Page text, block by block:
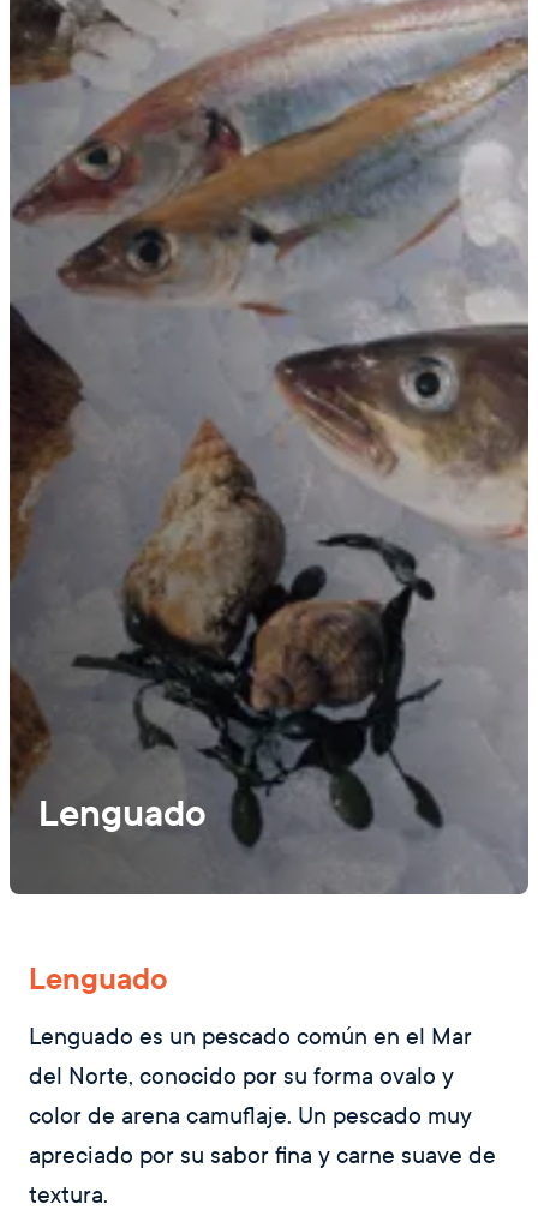
Lenguado
Lenguado
Lenguado es un pescado común en el Mar
del Norte, conocido por su forma ovalo y
color de arena camuflaje. Un pescado muy
apreciado por su sabor fina y carne suave de
textura.